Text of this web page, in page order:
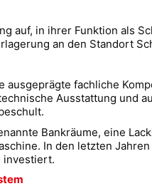
auf, in ihrer Funktion als
an den Standort
fachliche
Ausstattung und
Bankräume, eine
In den letzten
investiert.